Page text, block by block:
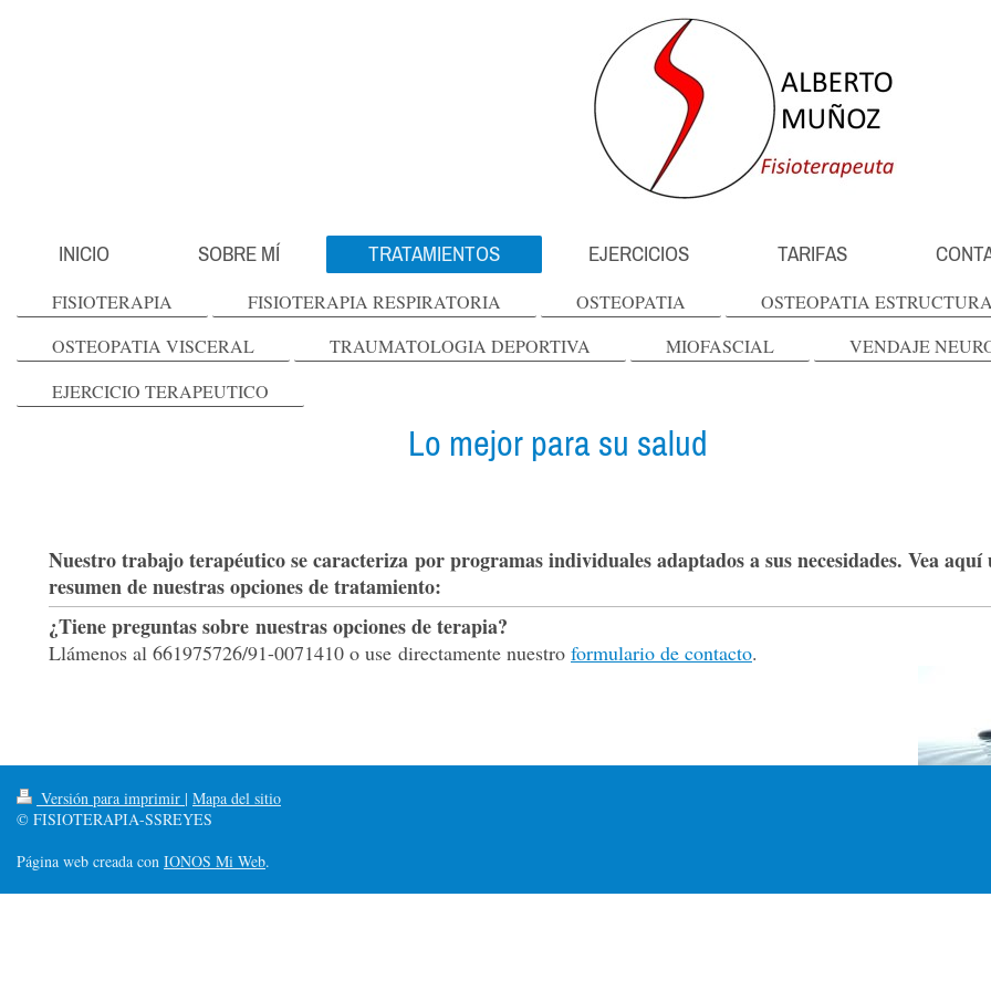
INICIO SOBRE MÍ TRATAMIENTOS EJERCICIOS TARIFAS
FISIOTERAPIA FISIOTERAPIA RESPIRATORIA OSTEOPATIA
OSTEOPATIA
OSTEOPATIA VISCERAL
TRAUMATOLOGIA DEPORTIVA MIOFASCIAL
VENDAJE
EJERCICIO TERAPEUTICO
Lo mejor para su salud
Nuestro trabajo terapéutico se caracteriza por programas individuales adaptados a sus necesidades. Vea aquí
resumen de nuestras opciones de tratamiento:
¿Tiene preguntas sobre nuestras opciones de terapia?
Llámenos al 661975726/91-0071410 o use directamente nuestro formulario de contacto.
Versión para imprimir | Mapa del sitio
© FISIOTERAPIA-SSREYES
Página web creada con IONOS Mi Web.